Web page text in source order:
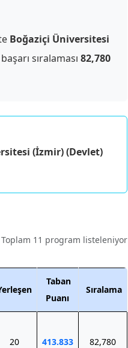
Boğaziçi Üniversitesi
sıralaması 82,780
(İzmir) (Devlet)
Toplam 11 program listeleniyor
Taban
Puanı
Sıralama
20 413.833 82,780